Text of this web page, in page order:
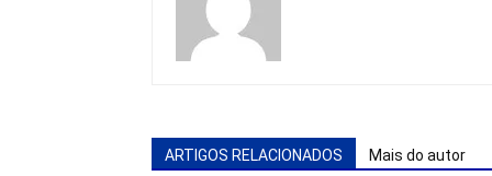
ARTIGOS RELACIONADOS Mais do autor